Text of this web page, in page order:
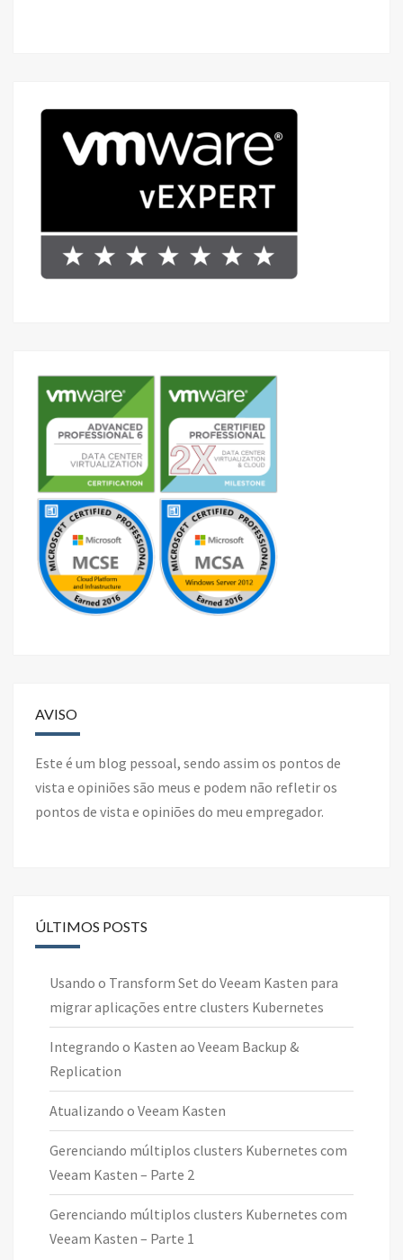
AVISO
Este é um blog pessoal, sendo assim os pontos de
vista e opiniões são meus e podem não refletir os
pontos de vista e opiniões do meu empregador.
ÚLTIMOS POSTS
Usando o Transform Set do Veeam Kasten para
migrar aplicações entre clusters Kubernetes
Integrando o Kasten ao Veeam Backup &
Replication
Atualizando o Veeam Kasten
Gerenciando múltiplos clusters Kubernetes com
Veeam Kasten – Parte 2
Gerenciando múltiplos clusters Kubernetes com
Veeam Kasten – Parte 1